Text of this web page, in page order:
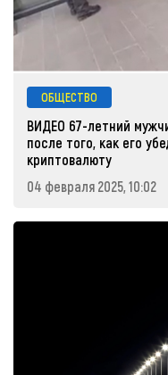
ОБЩЕСТВО
ВИДЕО 67-летний
после того, как его
криптовалюту
04 февраля 2025, 10:02